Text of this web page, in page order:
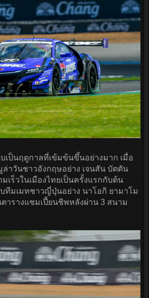
เป็นฤดูกาลที่เข้มข้นขึ้นอย่างมาก เมื่อ
าวันชาวอังกฤษอย่าง เจนสัน บัตตัน
เร็วในเมืองไทยเป็นครั้งแรกกับต้น
ทีมเมทชาวญี่ปุ่นอย่าง นาโอกิ ยามาโม
ารางแชมเปี้ยนชิพหลังผ่าน 3 สนาม